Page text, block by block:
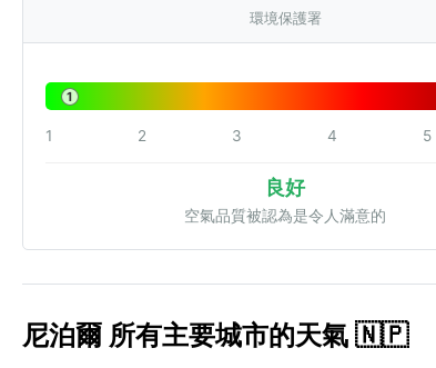
環境保護署
1
1 2 3 4 5
良好
空氣品質被認為是令人滿意的
尼泊爾 所有主要城市的天氣 🇳🇵